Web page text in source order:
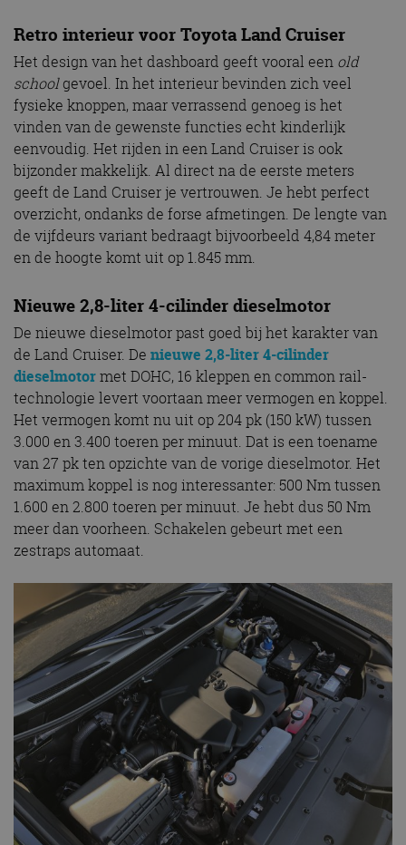
Retro interieur voor Toyota Land Cruiser
Het design van het dashboard geeft vooral een old
schoolgevoel. In het interieur bevinden zich veel
fysieke knoppen, maar verrassend genoeg is het
vinden van de gewenste functies echt kinderlijk
eenvoudig. Het rijden in een Land Cruiser is ook
bijzonder makkelijk. Al direct na de eerste meters
geeft de Land Cruiser je vertrouwen. Je hebt perfect
overzicht, ondanks de forse afmetingen. De lengte van
de vijfdeurs variant bedraagt bijvoorbeeld 4,84 meter
en de hoogte komt uit op 1.845 mm.
Nieuwe 2,8-liter 4-cilinder dieselmotor
De nieuwe dieselmotor past goed bij het karakter van
de Land Cruiser. De nieuwe 2,8-liter 4-cilinder
dieselmotormet DOHC, 16 kleppen en common rail-
technologie levert voortaan meer vermogen en koppel.
Het vermogen komt nu uit op 204 pk (150 kW) tussen
3.000 en 3.400 toeren per minuut. Dat is een toename
van 27 pk ten opzichte van de vorige dieselmotor. Het
maximum koppel is nog interessanter: 500 Nm tussen
1.600 en 2.800 toeren per minuut. Je hebt dus 50 Nm
meer dan voorheen. Schakelen gebeurt met een
zestraps automaat.